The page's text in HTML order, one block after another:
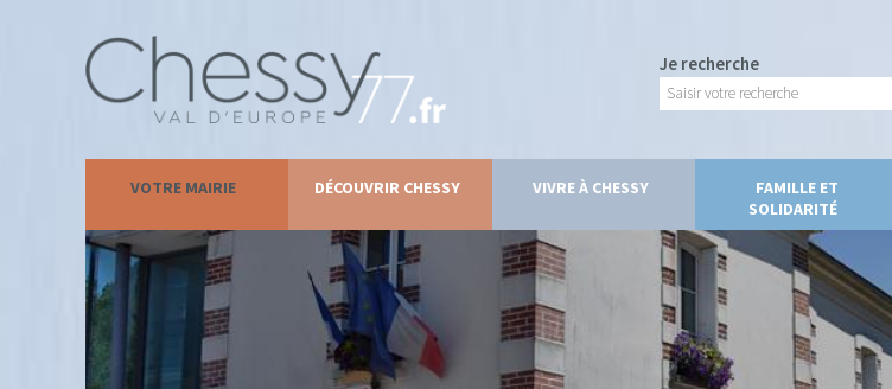
Je recherche
VOTRE MAIRIE DÉCOUVRIR CHESSY VIVRE À CHESSY
FAMILLE ET
SOLIDARITÉ